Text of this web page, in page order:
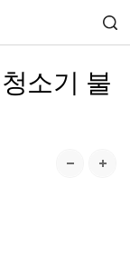
소기 불